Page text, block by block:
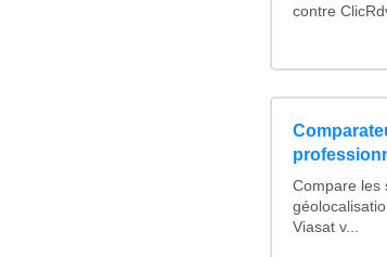
contre
Compare les
Viasat v...